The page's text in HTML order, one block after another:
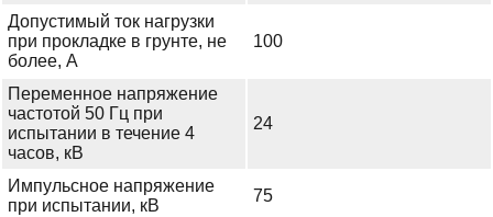
Допустимый ток нагрузки
при прокладке в грунте, не
более, А
100
Переменное напряжение
частотой 50 Гц при
испытании в течение 4
часов, кВ
24
Импульсное напряжение
при испытании, кВ
75